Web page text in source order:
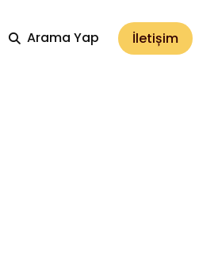
Arama Yap İletișim